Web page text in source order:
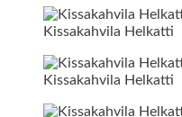
Kissakahvila Helkatti
Kissakahvila Helkatti